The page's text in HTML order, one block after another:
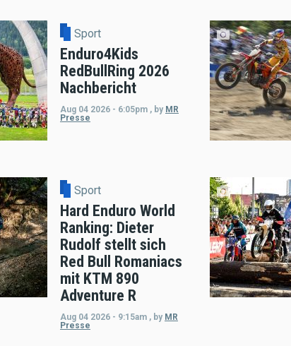
Sport
Enduro4Kids
RedBullRing 2026
Nachbericht
Aug 04 2026 - 6:05pm , by MR
Presse
Sport
Hard Enduro World
Ranking: Dieter
Rudolf stellt sich
Red Bull Romaniacs
mit KTM 890
Adventure R
Aug 04 2026 - 9:15am , by MR
Presse